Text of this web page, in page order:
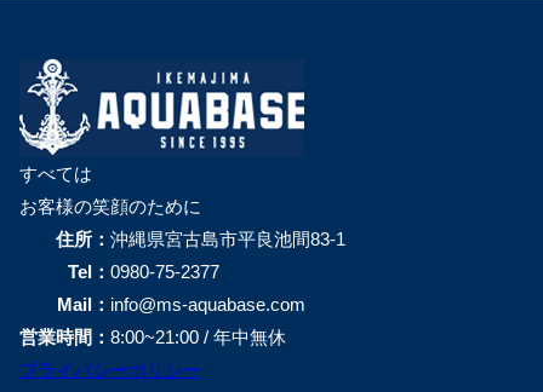
すべては
お客様の笑顔のために
住所： 沖縄県宮古島市平良池間83-1
Tel： 0980-75-2377
Mail： info@ms-aquabase.com
営業時間： 8:00~21:00 / 年中無休
プライバシーポリシー